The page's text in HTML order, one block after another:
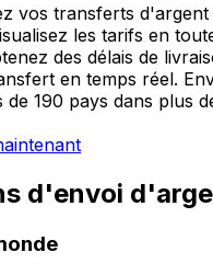
vos transferts d'argent
les tarifs en
des délais de
en temps réel.
190 pays dans plus
d'envoi